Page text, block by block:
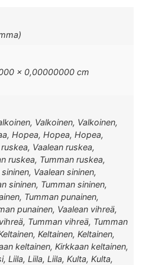
× 0,00000000 cm
Valkoinen, Valkoinen,
Hopea, Hopea, Hopea,
Vaalean ruskea,
ruskea, Tumman ruskea,
Vaalean sininen,
sininen, Tumman sininen,
Tumman punainen,
punainen, Vaalean vihreä,
Tumman vihreä, Tumman
Keltainen, Keltainen,
keltainen, Kirkkaan keltainen,
Liila, Liila, Liila, Kulta, Kulta,